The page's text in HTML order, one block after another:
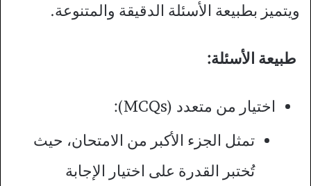
ويتميز بطبيعة الأسئلة الدقيقة والمتنوعة.
طبيعة الأسئلة:
اختيار من متعدد (MCQs):
تمثل الجزء الأكبر من الامتحان، حيث
تُختبر القدرة على اختيار الإجابة